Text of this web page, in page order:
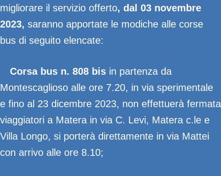
migliorare il servizio offerto, dal 03 novembre
2023, saranno apportate le modiche alle corse
bus di seguito elencate:
Corsa bus n. 808 bis in partenza da
Montescaglioso alle ore 7.20, in via sperimentale
e fino al 23 dicembre 2023, non effettuerà fermata
viaggiatori a Matera in via C. Levi, Matera c.le e
Villa Longo, si porterà direttamente in via Mattei
con arrivo alle ore 8.10;